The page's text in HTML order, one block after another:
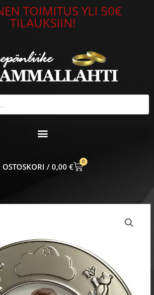
TOIMITUS YLI 50€
TILAUKSIIN!
0,00 €
0
CART